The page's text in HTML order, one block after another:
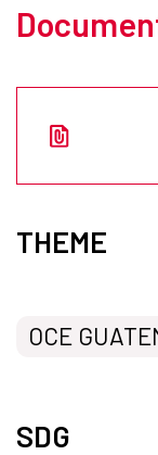
THEME
OCE
SDG